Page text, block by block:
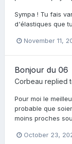
Sympa ! Tu fais
d'élastiques que
November 11,
Bonjour du 06
Corbeau replied
Pour moi le
probable que
moins proches
October 23,